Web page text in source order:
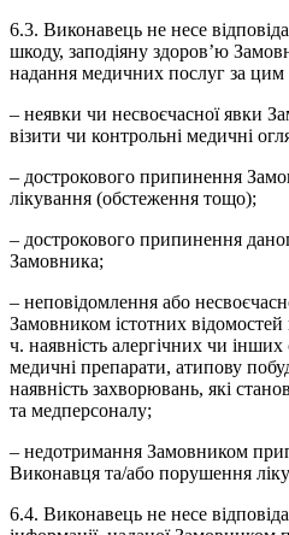
6.3. Виконавець не несе
шкоду, заподіяну здоров’ю
надання медичних послуг за цим
– неявки чи несвоєчасної явки
візити чи контрольні медичні
– дострокового припинення
лікування (обстеження тощо);
– дострокового припинення
Замовника;
– неповідомлення або
Замовником істотних відомостей
ч. наявність алергічних чи
медичні препарати, атипову
наявність захворювань, які
та медперсоналу;
– недотримання Замовником
Виконавця та/або порушення
6.4. Виконавець не несе